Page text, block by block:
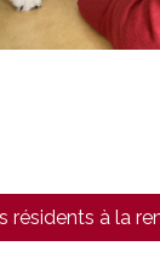
résidents à la